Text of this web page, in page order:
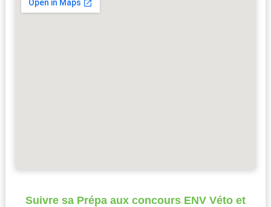
Suivre sa Prépa aux concours ENV Véto et